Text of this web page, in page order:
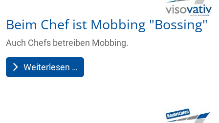
Beim Chef ist Mobbing "Bossing"
Auch Chefs betreiben Mobbing.
Weiterlesen …